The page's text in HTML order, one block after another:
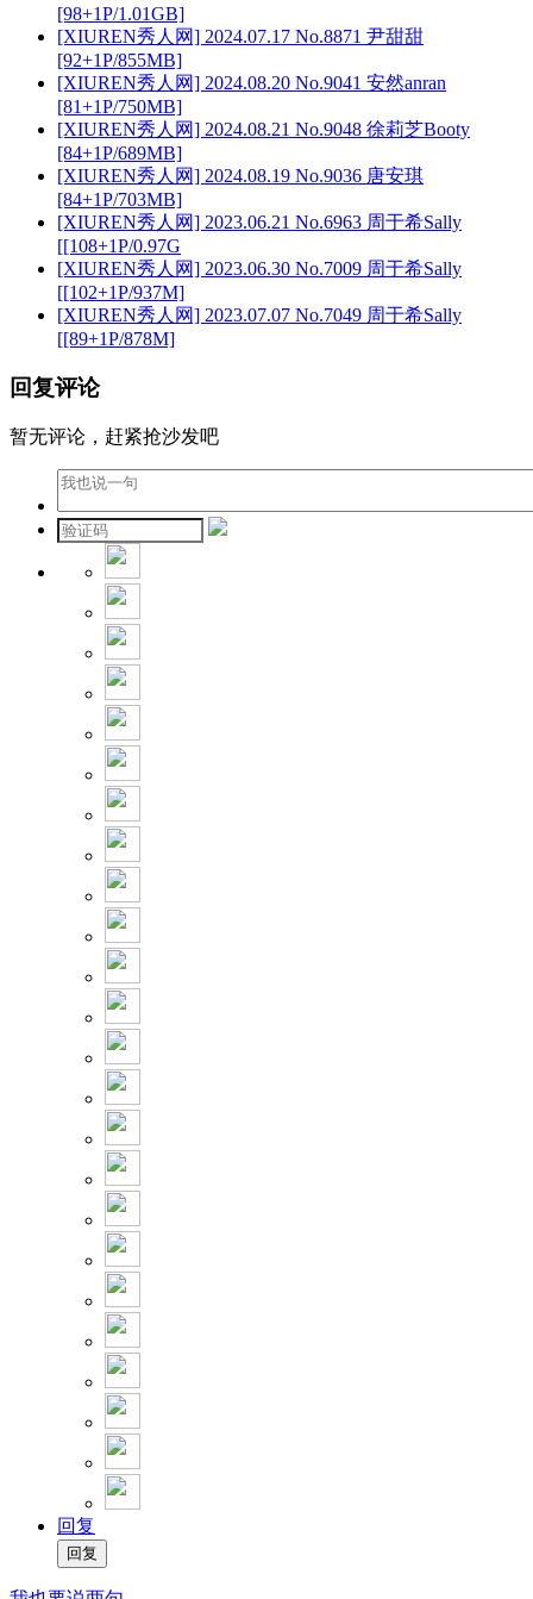
[98+1P/1.01GB]
[XIUREN秀人网] 2024.07.17 No.8871 尹甜甜
[92+1P/855MB]
[XIUREN秀人网] 2024.08.20 No.9041 安然anran
[81+1P/750MB]
[XIUREN秀人网] 2024.08.21 No.9048 徐莉芝Booty
[84+1P/689MB]
[XIUREN秀人网] 2024.08.19 No.9036 唐安琪
[84+1P/703MB]
[XIUREN秀人网] 2023.06.21 No.6963 周于希Sally
[[108+1P/0.97G
[XIUREN秀人网] 2023.06.30 No.7009 周于希Sally
[[102+1P/937M]
[XIUREN秀人网] 2023.07.07 No.7049 周于希Sally
[[89+1P/878M]
回复评论
暂无评论，赶紧抢沙发吧
回复